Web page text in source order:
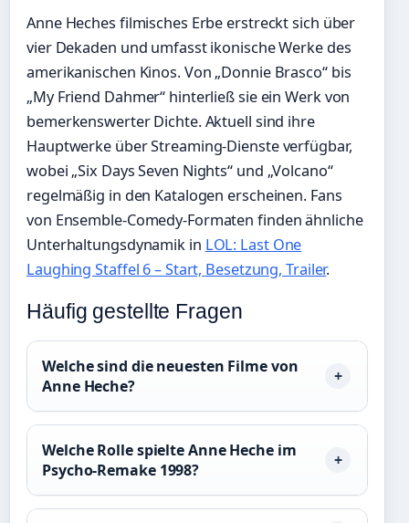
Anne Heches filmisches Erbe erstreckt sich über
vier Dekaden und umfasst ikonische Werke des
amerikanischen Kinos. Von „Donnie Brasco“ bis
„My Friend Dahmer“ hinterließ sie ein Werk von
bemerkenswerter Dichte. Aktuell sind ihre
Hauptwerke über Streaming-Dienste verfügbar,
wobei „Six Days Seven Nights“ und „Volcano“
regelmäßig in den Katalogen erscheinen. Fans
von Ensemble-Comedy-Formaten finden ähnliche
Unterhaltungsdynamik in LOL: Last One
Laughing Staffel 6 – Start, Besetzung, Trailer.
Häufig gestellte Fragen
Welche sind die neuesten Filme von
Anne Heche?
Welche Rolle spielte Anne Heche im
Psycho-Remake 1998?